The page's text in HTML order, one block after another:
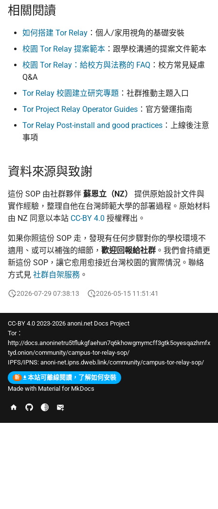
相關閱讀
如何搭建 Tor Relay ：個人/家用視角的基礎安裝
校園 Tor Relay 提案範本 ：跟學校溝通的提案文件範本
校園 Tor Relay：給校方與法務的 FAQ ：校方常見疑慮
Q&A
Tor Relay 校園建立研究專題 ：社群推動主題入口
Tor Project Relay Operator Guides ：官方營運指南
Tor Relay Post-install and good practices ：上線後注意
事項
資料來源與致謝
這份 SOP 由社群夥伴 蘇恩立（NZ）
提供原始設計文件與
實作經驗，整理自他在台灣師範大學的部署過程。原始材料
由 NZ 同意以本站 CC-BY 4.0 授權釋出。
如果你照這份 SOP 走，發現有任何步驟對你的學校環境不
適用、或可以補強的細節， 歡迎回報給社群 。我們會持續更
新這份 SOP，讓它愈用愈接近台灣校園的實際情況。聯絡
方式見 社群自架服務 。
2026-07-29 07:38:13 2026-05-15 11:51:41
CC-BY 4.0 2023-2026 anoni.net Docs Project
Tor：
http://docs.anoninetru5tflukgfaehun7q6khowgmymcff3gtk5oyesqazhmfx
tyd.onion/community/campus-tor-relay-sop/
IPFS/IPNS: anoni-net.ipns.dweb.link/community/campus-tor-relay-sop/
本站可離線閱讀，了解如何安裝
Made with Material for MkDocs